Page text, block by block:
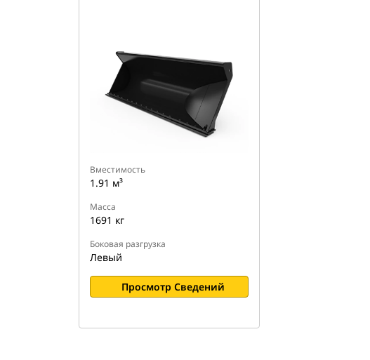
Вместимость
1.91 м³
Масса
1691 кг
Боковая разгрузка
Левый
Просмотр Сведений